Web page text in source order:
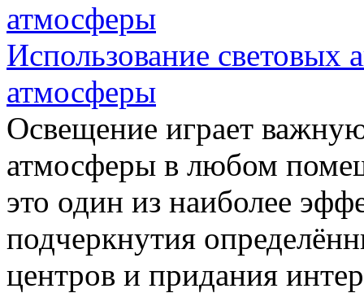
Использование световых
атмосферы
Освещение играет
атмосферы в любом
это один из наиболее
подчеркнутия
центров и придания